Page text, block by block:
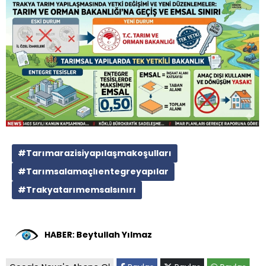
#Tarımarazisiyapılaşmakoşulları
#Tarımsalamaçlıentegreyapılar
#Trakyatarımemsalsınırı
HABER: Beytullah Yılmaz